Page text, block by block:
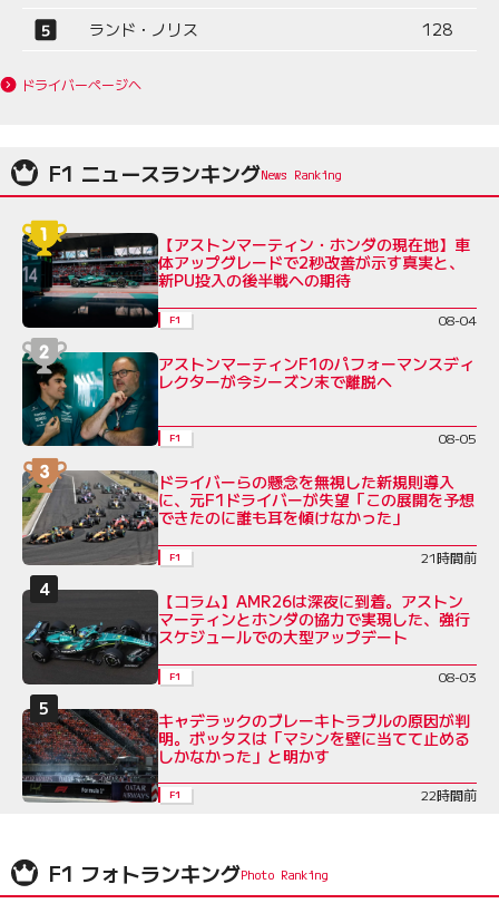
ランド・ノリス
128
ドライバーページへ
F1 ニュースランキング
【アストンマーティン・ホンダの現在地】車
体アップグレードで2秒改善が示す真実と、
新PU投入の後半戦への期待
F1 08-04
アストンマーティンF1のパフォーマンスディ
レクターが今シーズン末で離脱へ
F1 08-05
ドライバーらの懸念を無視した新規則導入
に、元F1ドライバーが失望「この展開を予想
できたのに誰も耳を傾けなかった」
F1 21時間前
【コラム】AMR26は深夜に到着。アストン
マーティンとホンダの協力で実現した、強行
スケジュールでの大型アップデート
F1 08-03
キャデラックのブレーキトラブルの原因が判
明。ボッタスは「マシンを壁に当てて止める
しかなかった」と明かす
F1 22時間前
F1 フォトランキング